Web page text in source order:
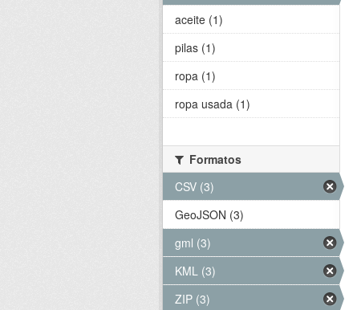
aceite (1)
pilas (1)
ropa (1)
ropa usada (1)
Formatos
CSV (3)
GeoJSON (3)
gml (3)
KML (3)
ZIP (3)